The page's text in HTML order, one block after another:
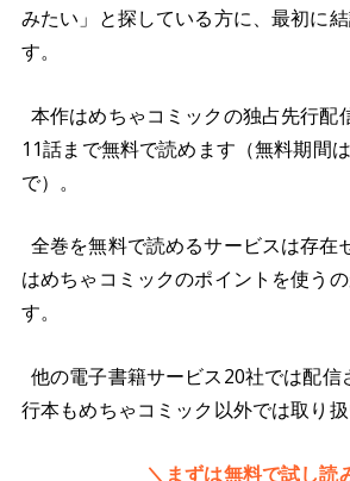
みたい」と探している方に、最初に
す。
本作はめちゃコミックの独占先行配
11話まで無料で読めます（無料期間
で）。
全巻を無料で読めるサービスは存在
はめちゃコミックのポイントを使う
す。
他の電子書籍サービス20社では配信
行本もめちゃコミック以外では取り扱
＼まずは無料で試し読